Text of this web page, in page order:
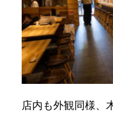
店内も外観同様、